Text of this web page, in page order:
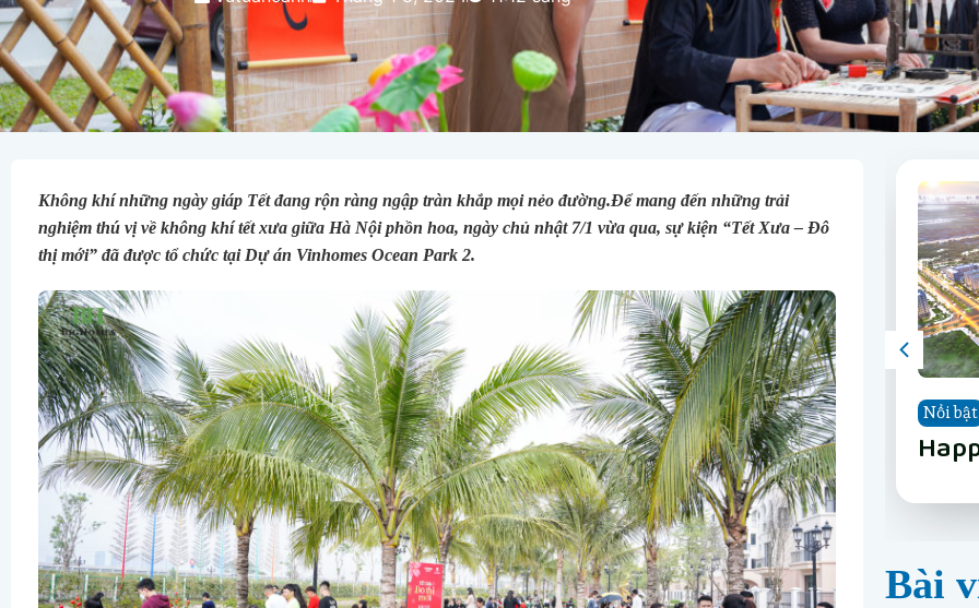
Không khí những ngày giáp Tết đang rộn ràng ngập tràn khắp mọi nẻo đường.Để mang đến những trải
nghiệm thú vị về không khí tết xưa giữa Hà Nội phồn hoa, ngày chủ nhật 7/1 vừa qua, sự kiện “Tết Xưa – Đô
thị mới” đã được tổ chức tại Dự án Vinhomes Ocean Park 2.
Nổi bật
Nẵng
Nổi bật
The
Nổi bật
Nổi bật
Nổi bật
Nổi bật
Long
Nổi bật
Nẵng
Nổi bật
The
Bài